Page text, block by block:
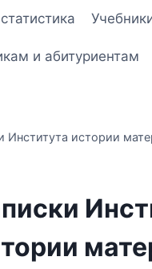
и абитуриентам
Института истории